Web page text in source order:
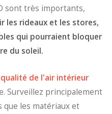
sont très importants,
les rideaux et les stores,
qui pourraient bloquer
du soleil.
qualité de l'air intérieur
Surveillez principalement
que les matériaux et